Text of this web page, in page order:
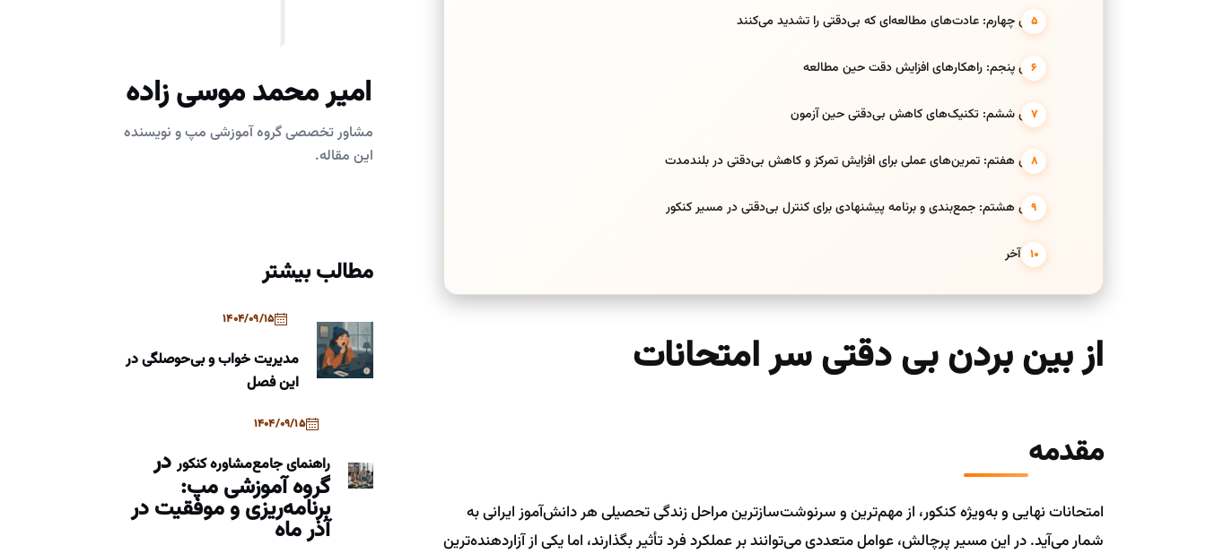
بخش چهارم: عادت‌های مطالعه‌ای که بی‌دقتی را تشدید می‌کنند
بخش پنجم: راهکارهای افزایش دقت حین مطالعه
بخش ششم: تکنیک‌های کاهش بی‌دقتی حین آزمون
بخش هفتم: تمرین‌های عملی برای افزایش تمرکز و کاهش بی‌دقتی در بلندمدت
بخش هشتم: جمع‌بندی و برنامه پیشنهادی برای کنترل بی‌دقتی در مسیر کنکور
حرف آخر
از بین بردن بی دقتی سر امتحانات
مقدمه
امتحانات نهایی و به‌ویژه کنکور، از مهم‌ترین و سرنوشت‌سازترین مراحل زندگی تحصیلی هر دانش‌آموز ایرانی به
شمار می‌آید. در این مسیر پرچالش، عوامل متعددی می‌توانند بر عملکرد فرد تأثیر بگذارند، اما یکی از آزاردهنده‌ترین
امیر محمد موسی زاده
مشاور تخصصی گروه آموزشی مپ و نویسنده
این مقاله.
مطالب بیشتر
1404/09/15
مدیریت خواب و بی‌حوصلگی در
این فصل
1404/09/15
راهنمای جامعمشاوره کنکوردر
گروه آموزشی مپ:
برنامه‌ریزی و موفقیت در
آذر ماه